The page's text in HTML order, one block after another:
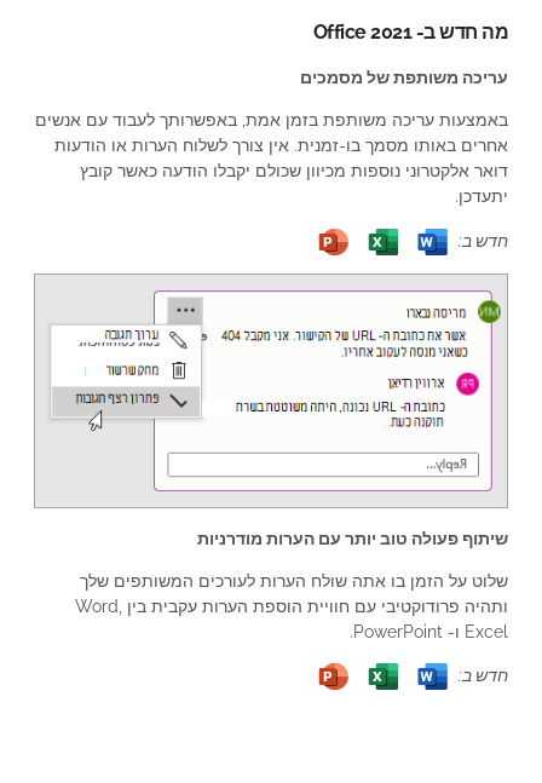
מה חדש ב- Office 2021
עריכה משותפת של מסמכים
באמצעות עריכה משותפת בזמן אמת, באפשרותך לעבוד עם אנשים
אחרים באותו מסמך בו-זמנית. אין צורך לשלוח הערות או הודעות
דואר אלקטרוני נוספות מכיוון שכולם יקבלו הודעה כאשר קובץ
יתעדכן.
חדש ב:
שיתוף פעולה טוב יותר עם הערות מודרניות
שלוט על הזמן בו אתה שולח הערות לעורכים המשותפים שלך
ותהיה פרודוקטיבי עם חוויית הוספת הערות עקבית בין Word,
Excel ו- PowerPoint.
חדש ב: